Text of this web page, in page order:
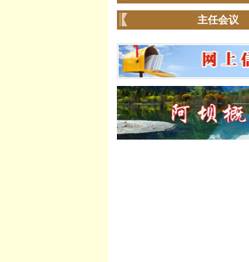
主任会议